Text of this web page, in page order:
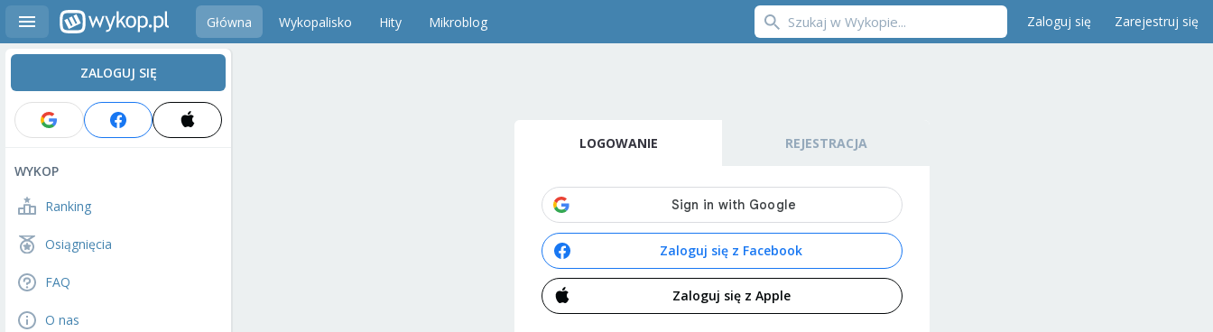
Główna Wykopalisko Hity Mikroblog Zaloguj się Zarejestruj się
ZALOGUJ SIĘ
WYKOP
Ranking
Osiągnięcia
FAQ
O nas
LOGOWANIE REJESTRACJA
Zaloguj się z Facebook
Zaloguj się z Apple